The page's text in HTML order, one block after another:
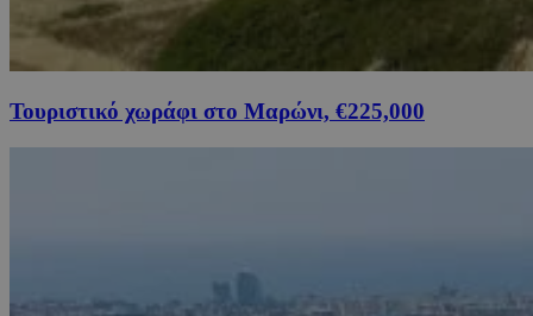
Τουριστικό χωράφι στο Μαρώνι, €225,000